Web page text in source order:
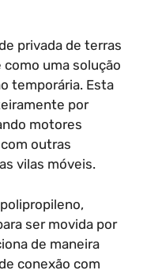
privada de terras
como uma solução
temporária. Esta
por
motores
outras
vilas móveis.
ser movida por
de maneira
conexão com